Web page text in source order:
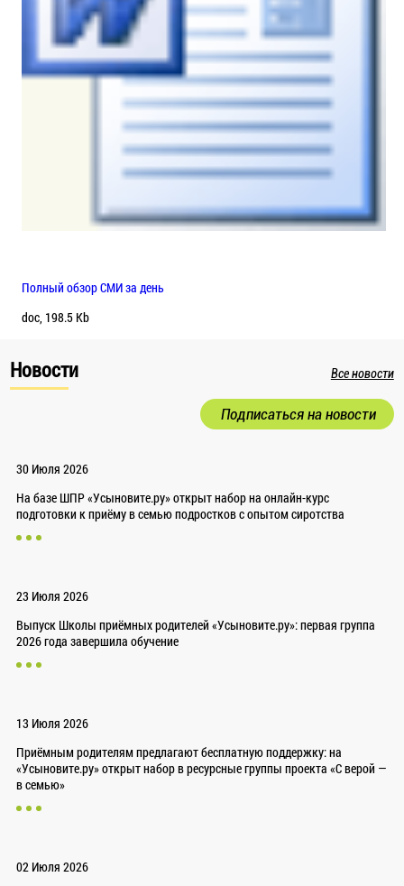
Полный обзор СМИ за день
doc, 198.5 Kb
Новости Все новости
Подписаться на новости
30 Июля 2026
На базе ШПР «Усыновите.ру» открыт набор на онлайн-курс
подготовки к приёму в семью подростков с опытом сиротства
23 Июля 2026
Выпуск Школы приёмных родителей «Усыновите.ру»: первая группа
2026 года завершила обучение
13 Июля 2026
Приёмным родителям предлагают бесплатную поддержку: на
«Усыновите.ру» открыт набор в ресурсные группы проекта «С верой —
в семью»
02 Июля 2026